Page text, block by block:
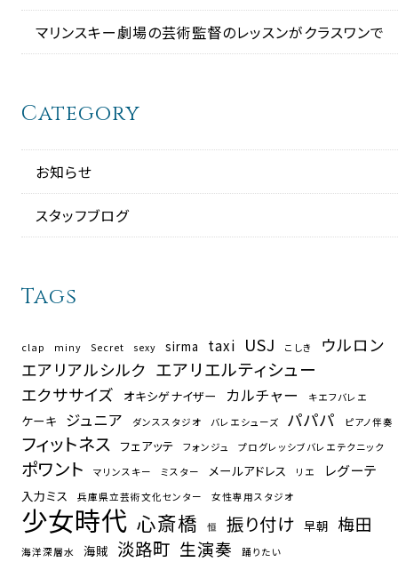
マリンスキー劇場の芸術監督のレッスンがクラスワンで
Category
お知らせ
スタッフブログ
Tags
clap miny Secret sexy sirma taxi USJ こしき
ウルロン
エアリアルシルク エアリエルティシュー
エクササイズ オキシゲナイザー カルチャー キエフバレエ
ケーキ ジュニア ダンススタジオ バレエシューズ パパパ ピアノ伴奏
フィットネス フェアッテ フォンジュ プログレッシブバレエテクニック
ポワント マリンスキー ミスター メールアドレス リエ レグーテ
入力ミス 兵庫県立芸術文化センター 女性専用スタジオ
少女時代 心斎橋 恒 振り付け 早朝 梅田
海洋深層水 海賊 淡路町 生演奏 踊りたい